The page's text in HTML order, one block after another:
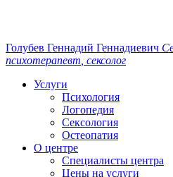
Голубев Геннадий Геннадиевич
психотерапевт , сексолог
Услуги
Психология
Логопедия
Сексология
Остеопатия
О центре
Специалисты центра
Цены на услуги